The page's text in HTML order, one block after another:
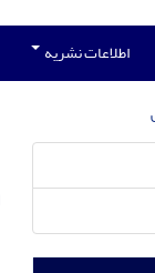
اطلاعات نشریه